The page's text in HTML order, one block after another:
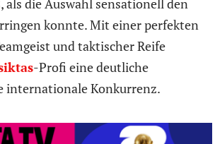
, als die Auswahl sensationell den
konnte. Mit einer perfekten
und taktischer Reife
-Profi eine deutliche
internationale Konkurrenz.